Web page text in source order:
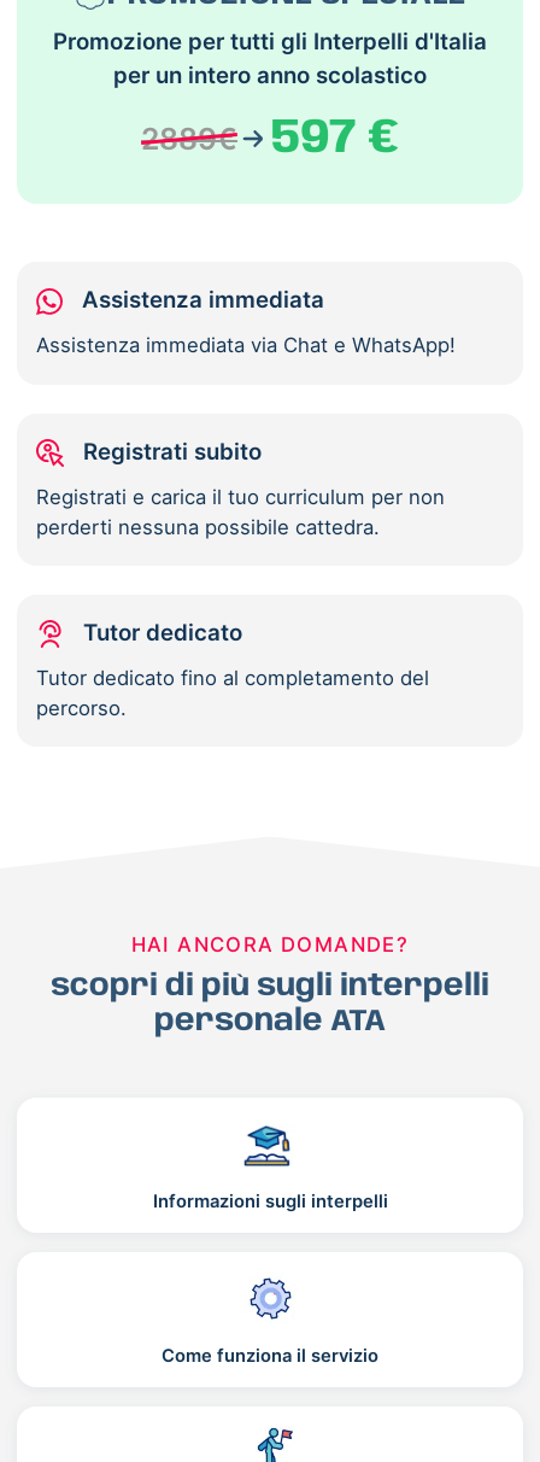
Promozione per tutti gli Interpelli d'Italia
per un intero anno scolastico
2889€ 597 €
Assistenza immediata
Assistenza immediata via Chat e WhatsApp!
Registrati subito
Registrati e carica il tuo curriculum per non
perderti nessuna possibile cattedra.
Tutor dedicato
Tutor dedicato fino al completamento del
percorso.
HAI ANCORA DOMANDE?
scopri di più sugli interpelli
personale ATA
Informazioni sugli interpelli
Come funziona il servizio